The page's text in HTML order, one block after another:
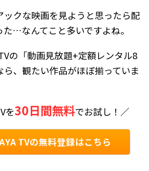
ックな映画を見ようと思ったら配
…なんてこと多いですよね。
の「動画見放題+定額レンタル8
、観たい作品がほぼ揃っていま
を30日間無料でお試し！／
TVの無料登録はこちら